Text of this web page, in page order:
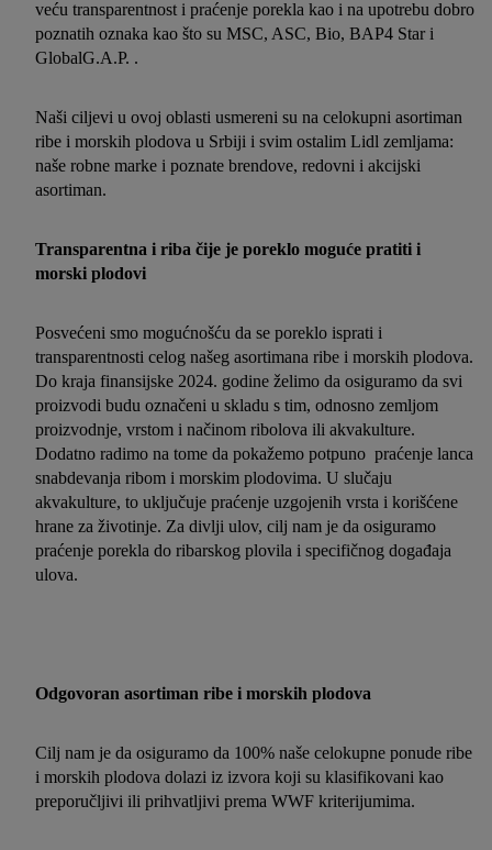
veću transparentnost i praćenje porekla kao i na upotrebu dobro
poznatih oznaka kao što su MSC, ASC, Bio, BAP4 Star i
GlobalG.A.P. .
Naši ciljevi u ovoj oblasti usmereni su na celokupni asortiman
ribe i morskih plodova u Srbiji i svim ostalim Lidl zemljama:
naše robne marke i poznate brendove, redovni i akcijski
asortiman.
Transparentna i riba čije je poreklo moguće pratiti i
morski plodovi
Posvećeni smo mogućnošću da se poreklo isprati i
transparentnosti celog našeg asortimana ribe i morskih plodova.
Do kraja finansijske 2024. godine želimo da osiguramo da svi
proizvodi budu označeni u skladu s tim, odnosno zemljom
proizvodnje, vrstom i načinom ribolova ili akvakulture.
Dodatno radimo na tome da pokažemo potpuno praćenje lanca
snabdevanja ribom i morskim plodovima. U slučaju
akvakulture, to uključuje praćenje uzgojenih vrsta i korišćene
hrane za životinje. Za divlji ulov, cilj nam je da osiguramo
praćenje porekla do ribarskog plovila i specifičnog događaja
ulova.
Odgovoran asortiman ribe i morskih plodova
Cilj nam je da osiguramo da 100% naše celokupne ponude ribe
i morskih plodova dolazi iz izvora koji su klasifikovani kao
preporučljivi ili prihvatljivi prema WWF kriterijumima.